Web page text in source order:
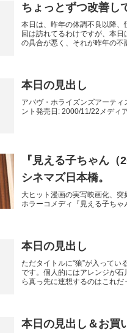
ちょっとずつ改善し
本日は、昨年の体調不良以降
回は訪れてるわけですが、本
の具合が悪く、それが昨年の不
本日の見出し
アバヴ・ホライズンズアーテ
ント発売日: 2000/11/22メディ
『見える子ちゃん
シネマズ日本橋。
大ヒット漫画の実写映画化、
ホラーコメディ『見える子ちゃ
本日の見出し
ただタイトルに“狼”が入って
です。個人的にはアレンジが石
ら真っ先に連想するのはこれだ
本日の見出し＆お買